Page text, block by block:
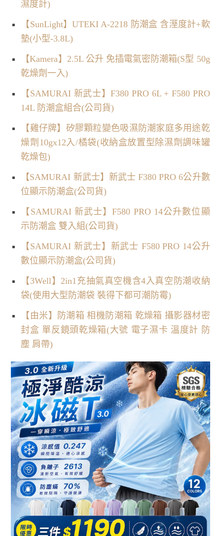
濕度計)
【SunLight】UTEKI A-2218 防潮盒 含溼度計+軟
墊(小型-3.8L)
【Kamera】2.5L 公升 免插電氣密防潮箱(S型 50g
乾燥劑一入)
【SAMURAI 新武士】F380 PRO 6L + F580 PRO
14L 防潮盒組合(公司貨)
【雞仔牌】矽膠顆粒變色吸濕防潮家庭多用途乾
燥劑10gx12入/橘袋(收納盒放置型除濕劑調味罐
乾燥包)
【SAMURAI 新武士】新武士 F380 PRO 6公升數
位顯示防潮盒(公司貨)
【SAMURAI 新武士】F580 PRO 14公升數位顯
示防潮盒 雙入組(公司貨)
【SAMURAI 新武士】新武士 F580 PRO 14公升
數位顯示防潮盒(公司貨)
【3Well】2in1充抽氣真空機含4入真空防潮收納
袋(使用大型防潮袋 裝得下都可潮防霉)
【由米】防潮箱 相機防潮箱 乾燥箱 攝影器材密
封盒 單反鏡頭乾燥箱(大號 電子濕卡 溫度計 防
塵 肩帶)